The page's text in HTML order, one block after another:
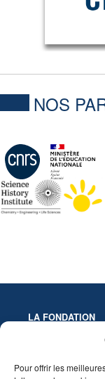
Pour offrir les
NOS
LA FONDATION
Statuts